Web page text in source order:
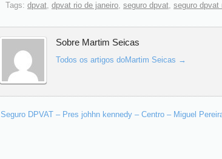
Tags: dpvat, dpvat rio de janeiro, seguro dpvat, seguro dpvat
Sobre Martim Seicas
Todos os artigos doMartim Seicas →
Seguro DPVAT – Pres johhn kennedy – Centro – Miguel